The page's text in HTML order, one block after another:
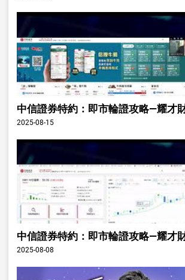
中信證券特約：即市輪證攻略—耀才
2025-08-15
中信證券特約：即市輪證攻略—耀才
2025-08-08